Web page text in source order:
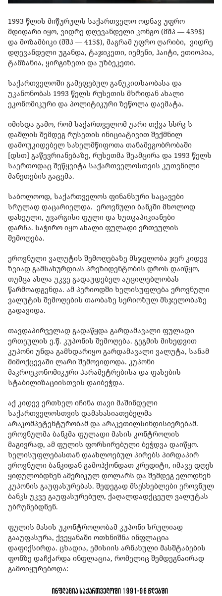
1993 წლის მიწურულს საქართველო ოდნავ უფრო
მდიდარი იყო, ვიდრე დღევანდელი კონგო (მშპ — 439$)
და მოზამბიკი (მშპ — 415$), მაგრამ უფრო ღარიბი, ვიდრე
დღევანდელი უგანდა, ტაჯიკეთი, იემენი, ჰაიტი, ეთიოპია,
ტანზანია, ყირგიზეთი და უზბეკეთი.
საქართველოში გამეფებულ განუკითხაობასა და
უკანონობას 1993 წელს რუსეთის მხრიდან ახალი
ეკონომიკური და პოლიტიკური ზეწოლა დაემატა.
იმისდა გამო, რომ საქართველომ უარი თქვა სსრკ-ს
დაშლის შემდეგ რუსეთის ინიციატივით შექმნილ
დამოუკიდებელ სახელმწიფოთა თანამეგობრობაში
[დსთ] გაწევრიანებაზე, რუსეთმა შეამცირა და 1993 წელს
საერთოდაც შეწყვიტა საქართველოსთვის კუთვნილი
მანეთების გაცემა.
საბოლოოდ, საქართველოს ფინანსური საცავები
სრულად დაცარიელდა. ეროვნული ბანკში მხოლოდ
დახეული, უვარგისი ფული და ხუთკაპიკიანები
დარჩა. საჭირო იყო ახალი ფულადი ერთეულის
შემოღება.
ეროვნული ვალუტის შემოღებაზე მსჯელობა ჯერ კიდევ
ზვიად გამსახურდიას პრეზიდენტობის დროს დაიწყო,
თუმცა ახლა უკვე გადაუდებელ აუცილებლობას
წარმოადგენდა. ამ პერიოდში ხელისუფლება ეროვნული
ვალუტის შემოღების თაობაზე სერიოზულ მსჯელობაზე
გადავიდა.
თავდაპირველად გადაწყდა გარდამავალი ფულადი
ერთეულის ე.წ. კუპონის შემოღება. გეგმის მიხედვით
კუპონი უნდა გამხდარიყო გარდამავალი ვალუტა, სანამ
მიმოქცევაში ლარი შემოვიდოდა. კუპონი
მაკროეკონომიკური პარამეტრებისა და ფასების
სტაბილიზაციისთვის დაიბეჭდა.
აქ კიდევ ერთხელ იჩინა თავი მაშინდელი
საქართველოსთვის დამახასიათებელმა
არაკომპეტენტურობამ და არაკეთილსინდისიერებამ.
ეროვნულმა ბანკმა ფულადი მასის კონტროლის
მაგივრად, ამ ფულის ფორსირებული ბეჭდვა დაიწყო.
ხელისუფლებასთან დაახლოებულ პირებს პირდაპირ
ეროვნული ბანკიდან გამოჰქონდათ კრედიტი, იმავე დღეს
ყიდულობდნენ ამერიკულ დოლარს და შემდეგ ელოდნენ
კუპონის გაუფასურებას. შედეგად მსესხებლები ეროვნულ
ბანკს უკვე გაუფასურებულ, ქაღალდადქცეულ ვალუტას
უბრუნებდნენ.
ფულის მასის უკონტროლობამ კუპონი სრულიად
გააუფასურა, ქვეყანაში ოთხნიშნა ინფლაცია
დაფიქსირდა. ცხადია, ემისიის არნახული მასშტაბების
ფონზე დაჩქარდა ინფლაცია, რომელიც შემდეგნაირად
გამოიყურებოდა: